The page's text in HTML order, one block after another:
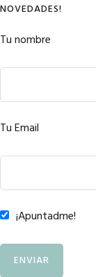
NOVEDADES!
Tu nombre
Tu Email
¡Apuntadme!